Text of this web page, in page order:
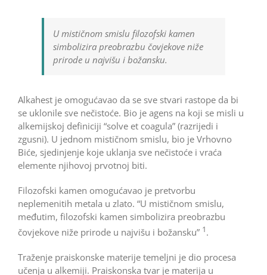
U mističnom smislu filozofski kamen
simbolizira preobrazbu čovjekove niže
prirode u najvišu i božansku.
Alkahest je omogućavao da se sve stvari rastope da bi
se uklonile sve nečistoće. Bio je agens na koji se misli u
alkemijskoj definiciji “solve et coagula” (razrijedi i
zgusni). U jednom mističnom smislu, bio je Vrhovno
Biće, sjedinjenje koje uklanja sve nečistoće i vraća
elemente njihovoj prvotnoj biti.
Filozofski kamen omogućavao je pretvorbu
neplemenitih metala u zlato. “U mističnom smislu,
međutim, filozofski kamen simbolizira preobrazbu
čovjekove niže prirode u najvišu i božansku” 1.
Traženje praiskonske materije temeljni je dio procesa
učenja u alkemiji. Praiskonska tvar je materija u